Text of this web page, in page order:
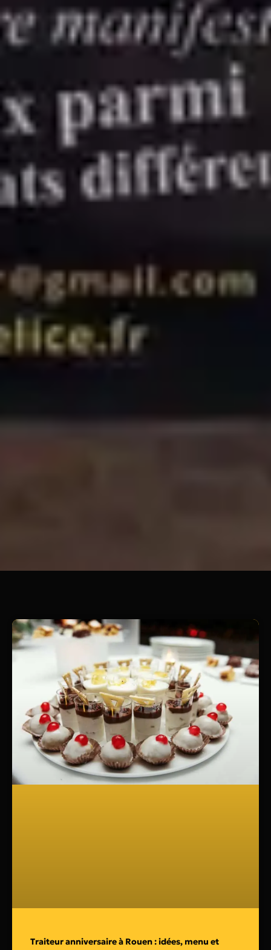
Traiteur anniversaire à Rouen : idées, menu et